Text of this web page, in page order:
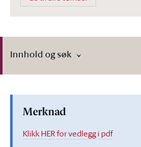
Innhold og søk
Merknad
Klikk HER for vedlegg i pdf